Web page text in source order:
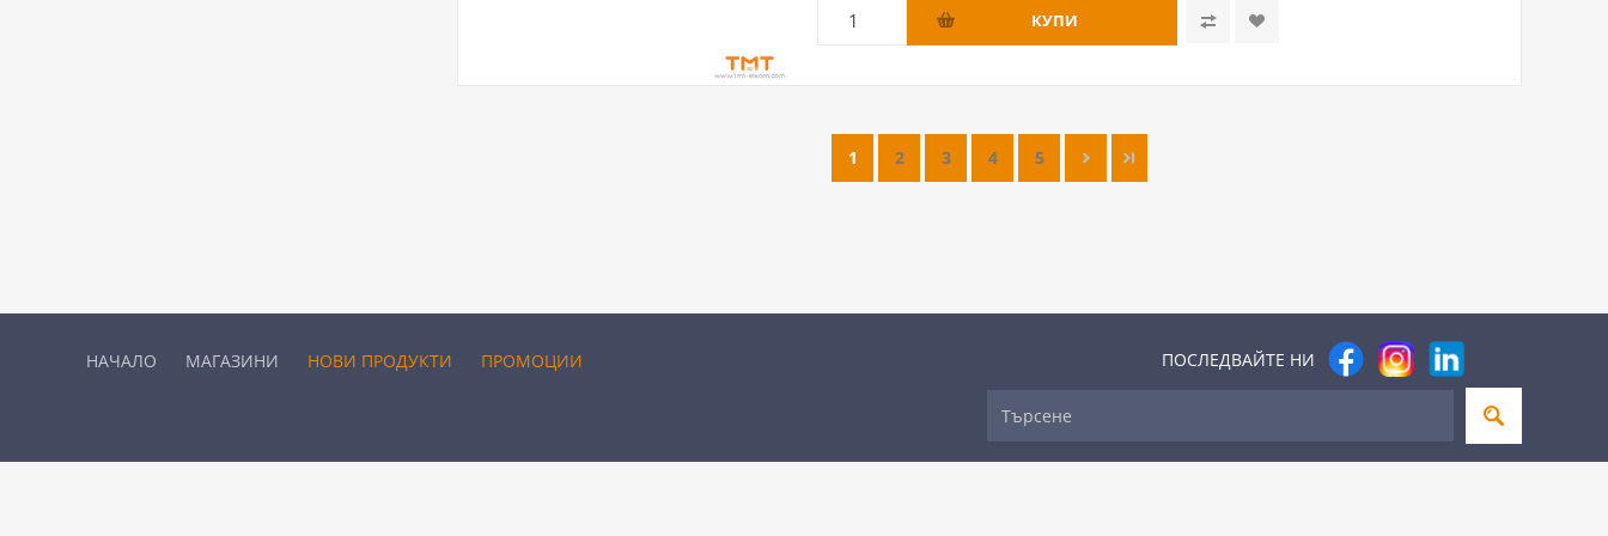
1 2 3 4 5
ПОСЛЕДВАЙТЕ НИ
НАЧАЛО МАГАЗИНИ НОВИ ПРОДУКТИ ПРОМОЦИИ